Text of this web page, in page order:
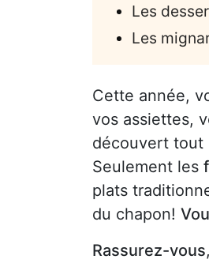
Les
Les
Cette année,
vos assiettes,
découvert tout
Seulement les
plats
du chapon!
Rassurez-vous